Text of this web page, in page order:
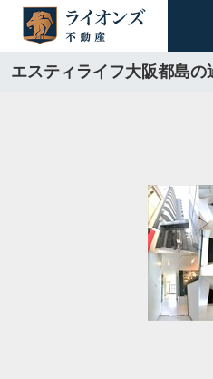
エスティライフ大阪都島の